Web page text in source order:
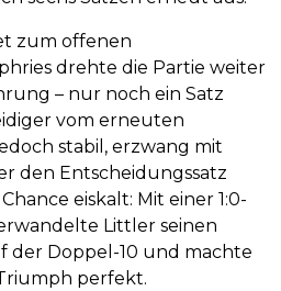
zum offenen
drehte die Partie weiter
– nur noch ein Satz
vom erneuten
stabil, erzwang mit
den Entscheidungssatz
eiskalt: Mit einer 1:0-
Littler seinen
der Doppel-10 und machte
perfekt.